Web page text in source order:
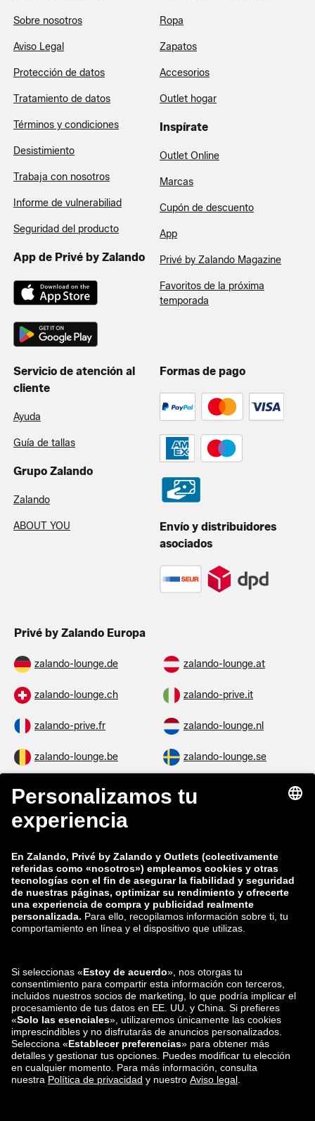
Sobre nosotros
Aviso Legal
Protección de datos
Tratamiento de datos
Términos y condiciones
Desistimiento
Trabaja con nosotros
Informe de vulnerabiliad
Seguridad del producto
App de Privé by Zalando
Ropa
Zapatos
Accesorios
Outlet hogar
Inspírate
Outlet Online
Marcas
Cupón de descuento
App
Privé by Zalando Magazine
Favoritos de la próxima
temporada
Servicio de atención al
cliente
Ayuda
Guía de tallas
Grupo Zalando
Zalando
ABOUT YOU
Formas de pago
Envío y distribuidores
asociados
Privé by Zalando Europa
zalando-lounge.de zalando-lounge.at
zalando-lounge.ch zalando-prive.it
zalando-prive.fr zalando-lounge.nl
zalando-lounge.be zalando-lounge.se
zalando-lounge.fi
zalando-lounge.co.uk
zalando-prive.es
zalando-lounge.lt zalando-lounge.sk
zalando-lounge.ro zalando-lounge.hr
zalando-lounge.lu zalando-lounge.ee
zalando-lounge.lv zalando-lounge.no
También nos
encuentras en